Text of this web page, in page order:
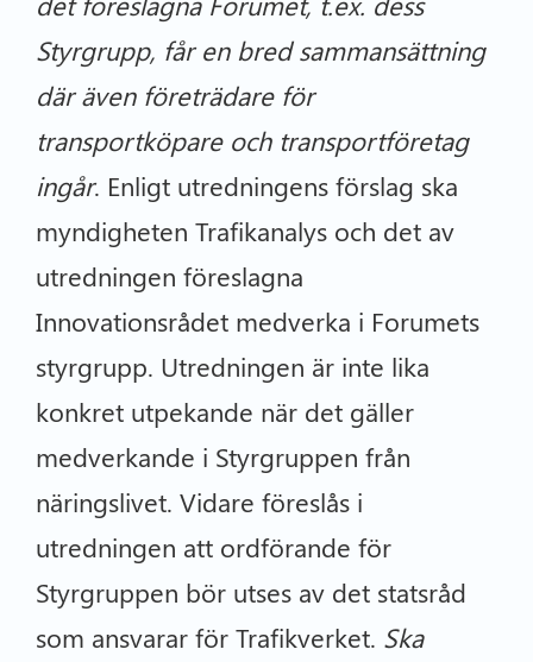
Styrgrupp, får en bred sammansättning
där även företrädare för
transportköpare och transportföretag
ingår. Enligt utredningens förslag ska
myndigheten Trafikanalys och det av
utredningen föreslagna
Innovationsrådet medverka i Forumets
styrgrupp. Utredningen är inte lika
konkret utpekande när det gäller
medverkande i Styrgruppen från
näringslivet. Vidare föreslås i
utredningen att ordförande för
Styrgruppen bör utses av det statsråd
som ansvarar för Trafikverket. Ska